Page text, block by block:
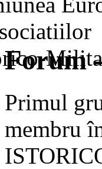
Forum
Primul
membru